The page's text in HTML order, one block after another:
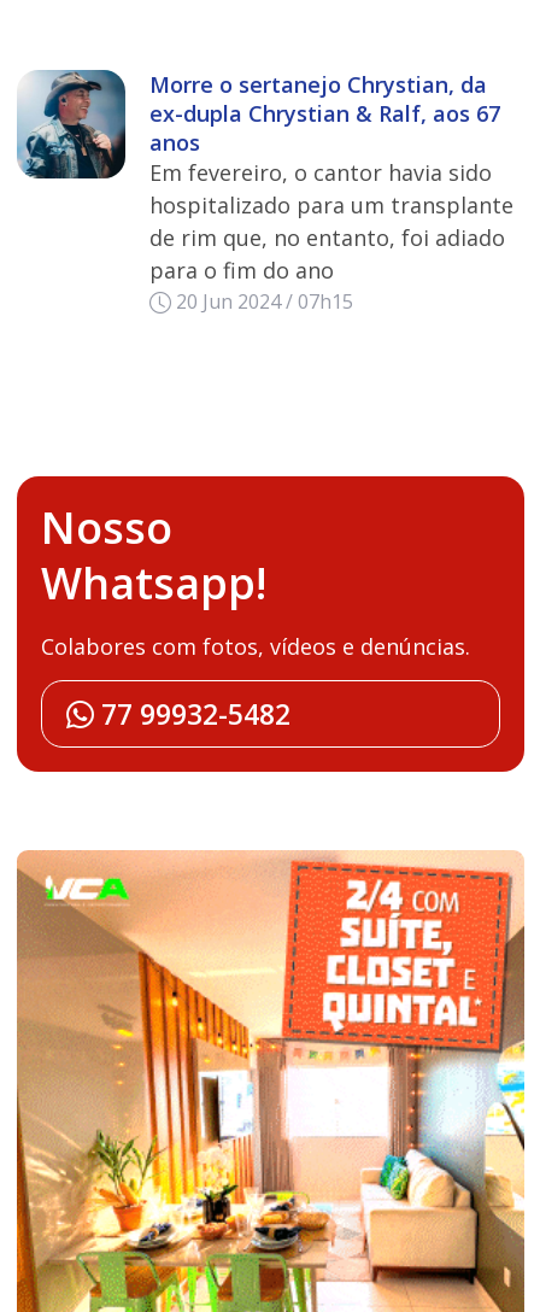
Morre o sertanejo Chrystian, da
ex-dupla Chrystian & Ralf, aos 67
anos
Em fevereiro, o cantor havia sido
hospitalizado para um transplante
de rim que, no entanto, foi adiado
para o fim do ano
20 Jun 2024 / 07h15
Nosso
Whatsapp!
Colabores com fotos, vídeos e denúncias.
77 99932-5482